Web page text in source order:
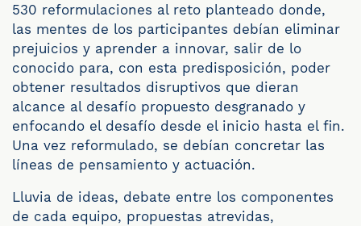
530 reformulaciones al reto planteado donde,
las mentes de los participantes debían eliminar
prejuicios y aprender a innovar, salir de lo
conocido para, con esta predisposición, poder
obtener resultados disruptivos que dieran
alcance al desafío propuesto desgranado y
enfocando el desafío desde el inicio hasta el fin.
Una vez reformulado, se debían concretar las
líneas de pensamiento y actuación.
Lluvia de ideas, debate entre los componentes
de cada equipo, propuestas atrevidas,